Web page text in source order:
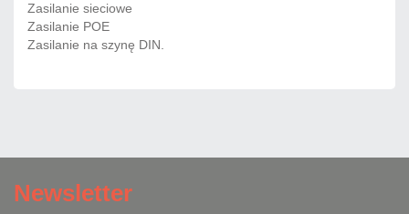
Zasilanie sieciowe
Zasilanie POE
Zasilanie na szynę DIN.
Newsletter